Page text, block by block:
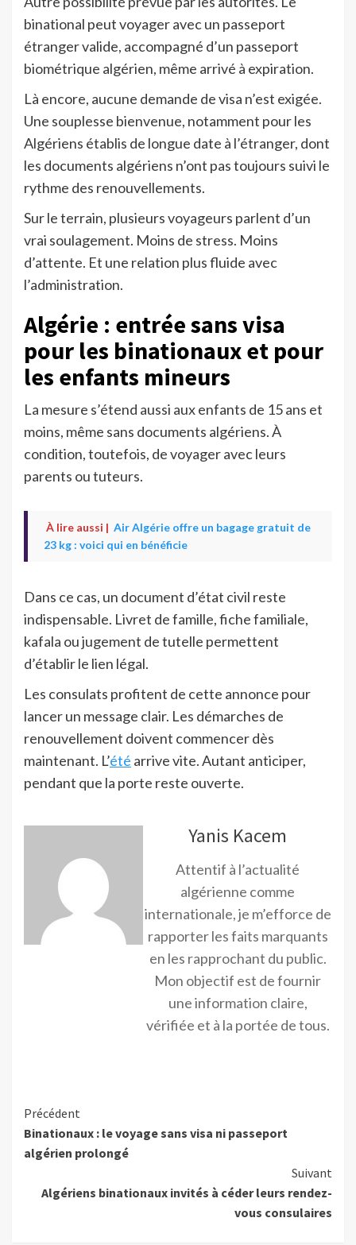
binational peut voyager avec un passeport
étranger valide, accompagné d’un passeport
biométrique algérien, même arrivé à expiration.
Là encore, aucune demande de visa n’est exigée.
Une souplesse bienvenue, notamment pour les
Algériens établis de longue date à l’étranger, dont
les documents algériens n’ont pas toujours suivi le
rythme des renouvellements.
Sur le terrain, plusieurs voyageurs parlent d’un
vrai soulagement. Moins de stress. Moins
d’attente. Et une relation plus fluide avec
l’administration.
Algérie : entrée sans visa
pour les binationaux et pour
les enfants mineurs
La mesure s’étend aussi aux enfants de 15 ans et
moins, même sans documents algériens. À
condition, toutefois, de voyager avec leurs
parents ou tuteurs.
À lire aussi | Air Algérie offre un bagage gratuit de
23 kg : voici qui en bénéficie
Dans ce cas, un document d’état civil reste
indispensable. Livret de famille, fiche familiale,
kafala ou jugement de tutelle permettent
d’établir le lien légal.
Les consulats profitent de cette annonce pour
lancer un message clair. Les démarches de
renouvellement doivent commencer dès
maintenant. L’été arrive vite. Autant anticiper,
pendant que la porte reste ouverte.
Yanis Kacem
Attentif à l’actualité
algérienne comme
internationale, je m’efforce de
rapporter les faits marquants
en les rapprochant du public.
Mon objectif est de fournir
une information claire,
vérifiée et à la portée de tous.
Précédent
Binationaux : le voyage sans visa ni passeport
algérien prolongé
Suivant
Algériens binationaux invités à céder leurs rendez-
vous consulaires